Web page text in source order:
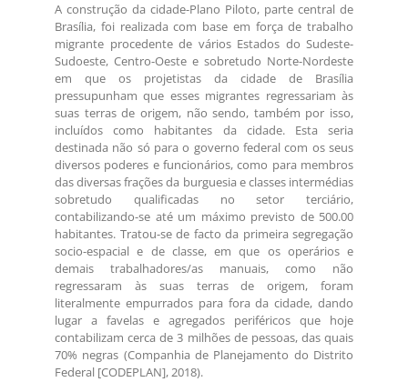
A construção da cidade-Plano Piloto, parte central de
Brasília, foi realizada com base em força de trabalho
migrante procedente de vários Estados do Sudeste-
Sudoeste, Centro-Oeste e sobretudo Norte-Nordeste
em que os projetistas da cidade de Brasília
pressupunham que esses migrantes regressariam às
suas terras de origem, não sendo, também por isso,
incluídos como habitantes da cidade. Esta seria
destinada não só para o governo federal com os seus
diversos poderes e funcionários, como para membros
das diversas frações da burguesia e classes intermédias
sobretudo qualificadas no setor terciário,
contabilizando-se até um máximo previsto de 500.00
habitantes. Tratou-se de facto da primeira segregação
socio-espacial e de classe, em que os operários e
demais trabalhadores/as manuais, como não
regressaram às suas terras de origem, foram
literalmente empurrados para fora da cidade, dando
lugar a favelas e agregados periféricos que hoje
contabilizam cerca de 3 milhões de pessoas, das quais
70% negras (Companhia de Planejamento do Distrito
Federal [CODEPLAN], 2018).